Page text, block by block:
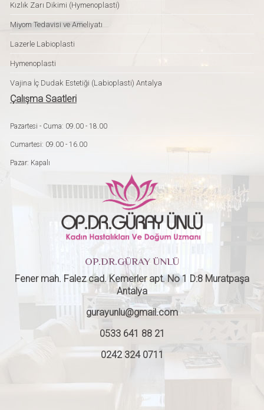
Kızlık Zarı Dikimi (Hymenoplasti)
Miyom Tedavisi ve Ameliyatı
Lazerle Labioplasti
Hymenoplasti
Vajina İç Dudak Estetiği (Labioplasti) Antalya
Çalışma Saatleri
Pazartesi - Cuma: 09.00 - 18.00
Cumartesi: 09.00 - 16.00
Pazar: Kapalı
OP.DR.GÜRAY ÜNLÜ
Fener mah. Falez cad. Kemerler apt. No 1 D:8 Muratpaşa
Antalya
gurayunlu@gmail.com
0533 641 88 21
0242 324 0711